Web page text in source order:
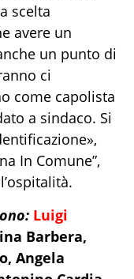
scelta
avere un
un punto di
ci
come capolista
a sindaco. Si
In Comune”,
Luigi
Barbera,
Angela